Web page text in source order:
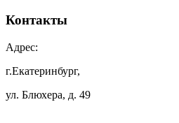
Контакты
Адрес:
г.Екатеринбург,
ул. Блюхера, д. 49